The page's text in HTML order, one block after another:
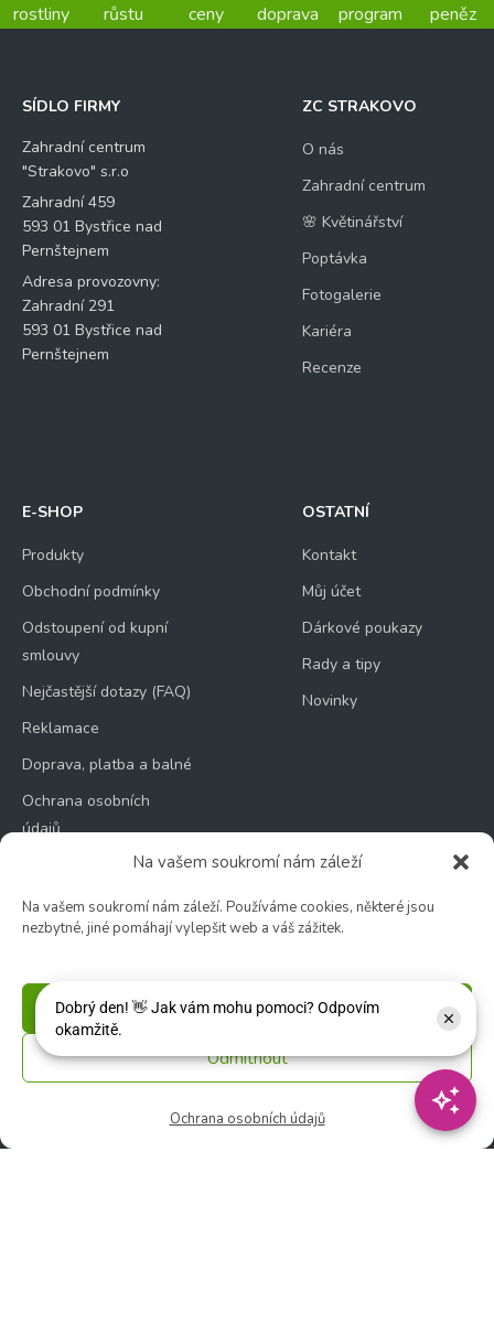
Na vašem soukromí nám záleží
Na vašem soukromí nám záleží. Používáme cookies, některé jsou
nezbytné, jiné pomáhají vylepšit web a váš zážitek.
Příjmout
Odmítnout
Ochrana osobních údajů
rostliny
růstu
ceny
doprava
program
peněz
SÍDLO FIRMY
Zahradní centrum
"Strakovo" s.r.o
Zahradní 459
593 01 Bystřice nad
Pernštejnem
Adresa provozovny:
Zahradní 291
593 01 Bystřice nad
Pernštejnem
ZC STRAKOVO
O nás
Zahradní centrum
🌸 Květinářství
Poptávka
Fotogalerie
Kariéra
Recenze
E-SHOP
Produkty
Obchodní podmínky
Odstoupení od kupní
smlouvy
Nejčastější dotazy (FAQ)
Reklamace
Doprava, platba a balné
Ochrana osobních
údajů
Zásady používání
OSTATNÍ
Kontakt
Můj účet
Dárkové poukazy
Rady a tipy
Novinky
Zahradní centrum
🕑 Pá – So: 9:00 – 18:00
🚫 Neděle: ZAVŘENO